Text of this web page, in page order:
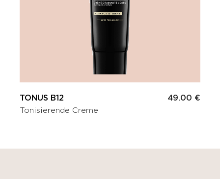
TONUS B12
Tonisierende Creme
49.00 €